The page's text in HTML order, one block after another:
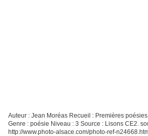
Auteur : Jean Moréas Recueil : Premières
Genre : poésie Niveau : 3 Source : Lisons CE2.
http://www.photo-alsace.com/photo-ref-